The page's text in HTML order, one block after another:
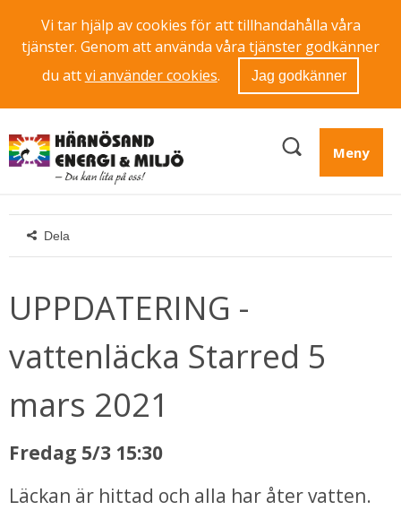
Vi tar hjälp av cookies för att tillhandahålla våra
tjänster. Genom att använda våra tjänster godkänner
du attvi använder cookies. Jag godkänner
Meny
Dela
UPPDATERING -
vattenläcka Starred 5
mars 2021
Fredag 5/3 15:30
Läckan är hittad och alla har åter vatten.